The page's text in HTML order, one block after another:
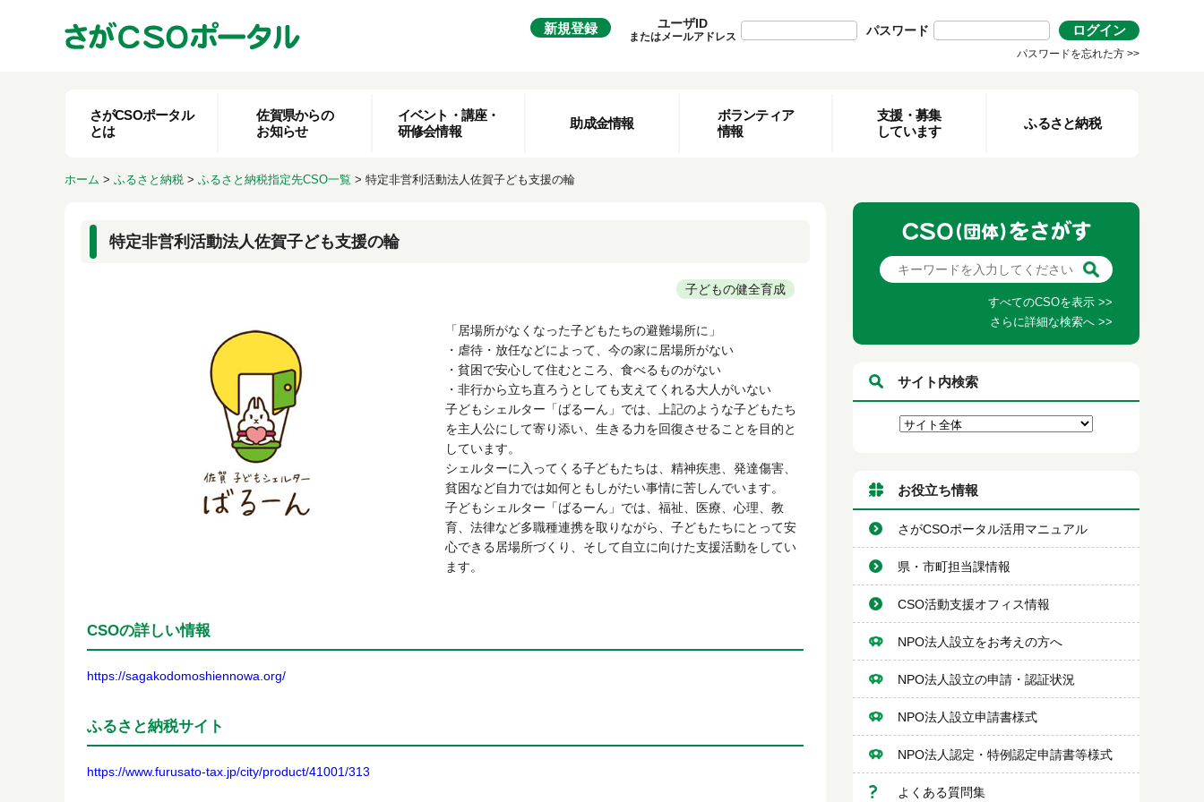
新規登録 ユーザID
またはメールアドレス パスワード ログイン
パスワードを忘れた方 >>
さがCSOポータル
とは
佐賀県からの
お知らせ
イベント・講座・
研修会情報
助成金情報
ボランティア
情報
支援・募集
しています
ふるさと納税
ホーム > ふるさと納税 > ふるさと納税指定先CSO一覧 > 特定非営利活動法人佐賀子ども支援の輪
特定非営利活動法人佐賀子ども支援の輪
子どもの健全育成
「居場所がなくなった子どもたちの避難場所に」
・虐待・放任などによって、今の家に居場所がない
・貧困で安心して住むところ、食べるものがない
・非行から立ち直ろうとしても支えてくれる大人がいない
子どもシェルター「ばるーん」では、上記のような子どもたち
を主人公にして寄り添い、生きる力を回復させることを目的と
しています。
シェルターに入ってくる子どもたちは、精神疾患、発達傷害、
貧困など自力では如何ともしがたい事情に苦しんでいます。
子どもシェルター「ばるーん」では、福祉、医療、心理、教
育、法律など多職種連携を取りながら、子どもたちにとって安
心できる居場所づくり、そして自立に向けた支援活動をしてい
ます。
CSOの詳しい情報
https://sagakodomoshiennowa.org/
ふるさと納税サイト
https://www.furusato-tax.jp/city/product/41001/313
すべてのCSOを表示 >>
さらに詳細な検索へ >>
サイト内検索
お役立ち情報
さがCSOポータル活用マニュアル
県・市町担当課情報
CSO活動支援オフィス情報
NPO法人設立をお考えの方へ
NPO法人設立の申請・認証状況
NPO法人設立申請書様式
NPO法人認定・特例認定申請書等様式
よくある質問集